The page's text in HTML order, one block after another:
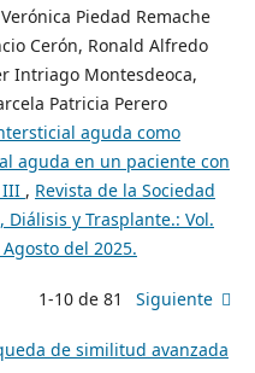
Piedad Remache
Cerón, Ronald Alfredo
Intriago Montesdeoca,
Patricia Perero
aguda como
aguda en un paciente con
III , Revista de la Sociedad
y Trasplante.: Vol.
del 2025.
1-10 de 81 Siguiente
de similitud avanzada